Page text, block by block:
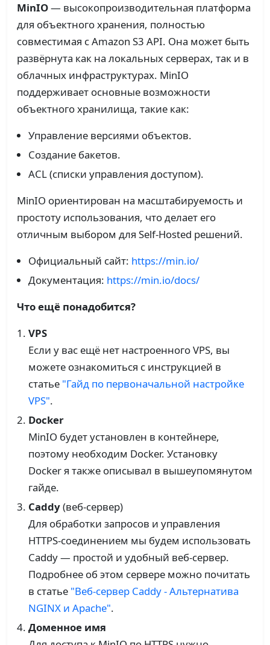
MinIO— высокопроизводительная платформа
для объектного хранения, полностью
совместимая с Amazon S3 API. Она может быть
развёрнута как на локальных серверах, так и в
облачных инфраструктурах. MinIO
поддерживает основные возможности
объектного хранилища, такие как:
Управление версиями объектов.
Создание бакетов.
ACL (списки управления доступом).
MinIO ориентирован на масштабируемость и
простоту использования, что делает его
отличным выбором для Self-Hosted решений.
Официальный сайт: https://min.io/
Документация: https://min.io/docs/
Что ещё понадобится?
VPS
Если у вас ещё нет настроенного VPS, вы
можете ознакомиться с инструкцией в
статье "Гайд по первоначальной настройке
VPS".
Docker
MinIO будет установлен в контейнере,
поэтому необходим Docker. Установку
Docker я также описывал в вышеупомянутом
гайде.
Caddy(веб-сервер)
Для обработки запросов и управления
HTTPS-соединением мы будем использовать
Caddy — простой и удобный веб-сервер.
Подробнее об этом сервере можно почитать
в статье "Веб-сервер Caddy - Альтернатива
NGINX и Apache".
Доменное имя